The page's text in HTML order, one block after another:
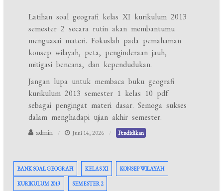
Latihan soal geografi kelas XI kurikulum 2013
semester 2 secara rutin akan membantumu
menguasai materi. Fokuslah pada pemahaman
konsep wilayah, peta, penginderaan jauh,
mitigasi bencana, dan kependudukan.
Jangan lupa untuk membaca buku geografi
kurikulum 2013 semester 1 kelas 10 pdf
sebagai pengingat materi dasar. Semoga sukses
dalam menghadapi ujian akhir semester.
admin Juni 14, 2026 Pendidikan
BANK SOAL GEOGRAFI KELAS XI KONSEP WILAYAH
KURIKULUM 2013 SEMESTER 2